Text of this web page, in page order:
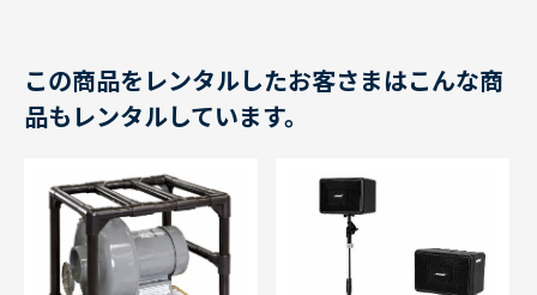
この商品をレンタルしたお客さまはこんな商
品もレンタルしています。